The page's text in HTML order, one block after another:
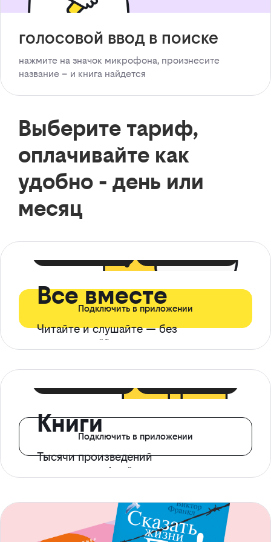
голосовой ввод в поиске
нажмите на значок микрофона, произнесите
название – и книга найдется
Выберите тариф,
оплачивайте как
удобно - день или
месяц
Все вместе
Читайте и слушайте — без
ограничений*
Подключить в приложении
Книги
Тысячи произведений
с доступом офлайн
Подключить в приложении